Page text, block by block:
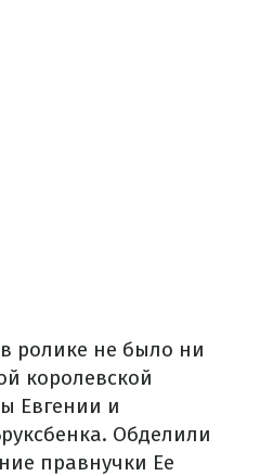
ролике не было ни
королевской
Евгении и
Обделили
правнучки Ее